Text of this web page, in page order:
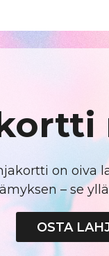
on oiva
– se
OSTA